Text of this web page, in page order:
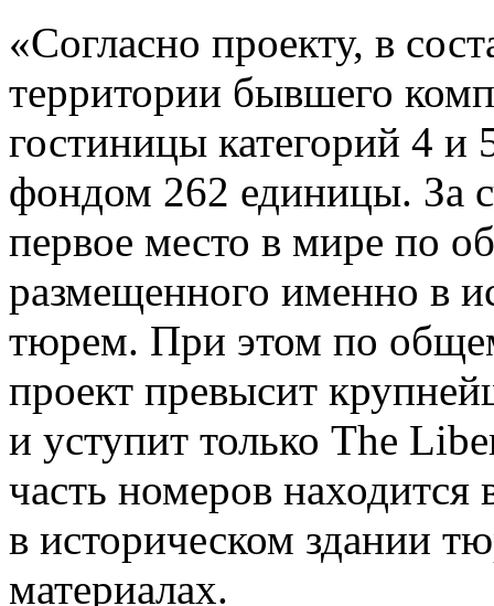
«Согласно проекту, в
территории бывшего
гостиницы категорий 4
фондом 262 единицы. За
первое место в мире по
размещенного именно в
тюрем. При этом по
проект превысит
и уступит только The
часть номеров
в историческом здании
материалах.